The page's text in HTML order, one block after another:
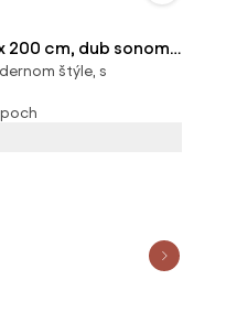
200 cm, dub sonoma
roštom, Matrac: Bez
štýle, s